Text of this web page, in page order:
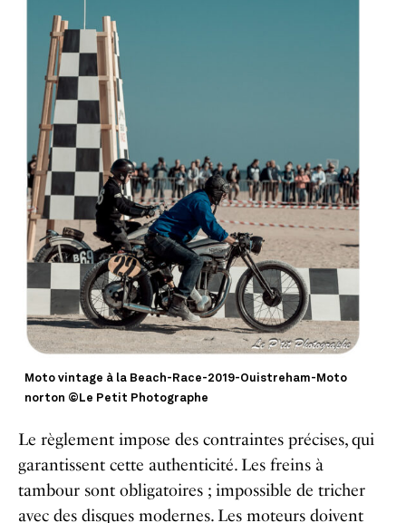
Moto vintage à la Beach-Race-2019-Ouistreham-Moto
norton ©Le Petit Photographe
Le règlement impose des contraintes précises, qui
garantissent cette authenticité. Les freins à
tambour sont obligatoires ; impossible de tricher
avec des disques modernes. Les moteurs doivent